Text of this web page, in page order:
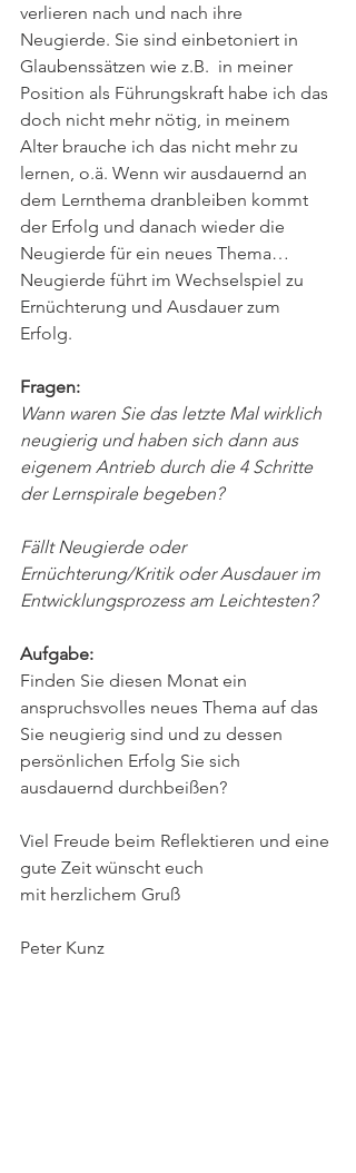
verlieren nach und nach ihre
Neugierde. Sie sind einbetoniert in
Glaubenssätzen wie z.B.  in meiner
Position als Führungskraft habe ich das
doch nicht mehr nötig, in meinem
Alter brauche ich das nicht mehr zu
lernen, o.ä. Wenn wir ausdauernd an
dem Lernthema dranbleiben kommt
der Erfolg und danach wieder die
Neugierde für ein neues Thema…
Neugierde führt im Wechselspiel zu
Ernüchterung und Ausdauer zum
Erfolg.
Fragen:
Wann waren Sie das letzte Mal wirklich
neugierig und haben sich dann aus
eigenem Antrieb durch die 4 Schritte
der Lernspirale begeben?
Fällt Neugierde oder
Ernüchterung/Kritik oder Ausdauer im
Entwicklungsprozess am Leichtesten?
Aufgabe:
Finden Sie diesen Monat ein
anspruchsvolles neues Thema auf das
Sie neugierig sind und zu dessen
persönlichen Erfolg Sie sich
ausdauernd durchbeißen?
Viel Freude beim Reflektieren und eine
gute Zeit wünscht euch
mit herzlichem Gruß
Peter Kunz